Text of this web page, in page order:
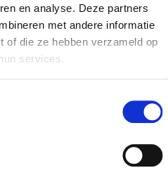
en analyse. Deze partners
met andere informatie
of die ze hebben verzameld op
services.